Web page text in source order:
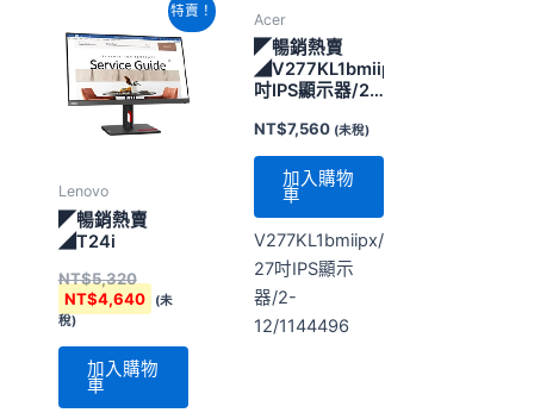
特賣！
Lenovo
◤暢銷熱賣
◢T24i
NT$5,320
價
格：
NT$5,320。
NT$4,640
價
格：
NT$4,640。
(未
稅)
加入購物
車
Acer
◤暢銷熱賣
◢V277KL1bmiipx/27
吋IPS顯示器/2-
NT$7,560 (未稅)
加入購物
車
V277KL1bmiipx/
27吋IPS顯示
器/2-
12/1144496